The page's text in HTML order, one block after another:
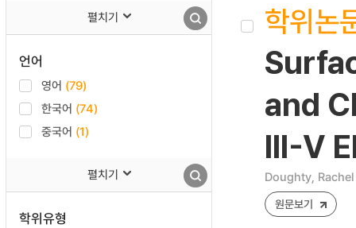
펼치기
언어
영어 (79)
한국어 (74)
중국어 (1)
펼치기
학위유형
학위논
and
III-V
Doughty,
원문보기